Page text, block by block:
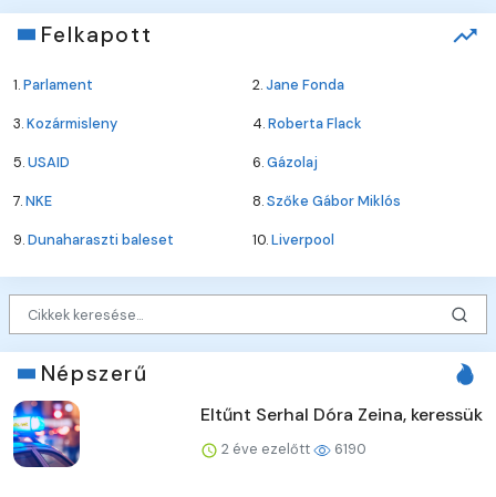
Felkapott
1.Parlament 2.Jane Fonda
3.Kozármisleny 4.Roberta Flack
5.USAID 6.Gázolaj
7.NKE 8.Szőke Gábor Miklós
9.Dunaharaszti baleset 10.Liverpool
Népszerű
Eltűnt Serhal Dóra Zeina, keressük
2 éve ezelőtt 6190